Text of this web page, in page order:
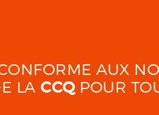
AUX
LA CCQPOUR